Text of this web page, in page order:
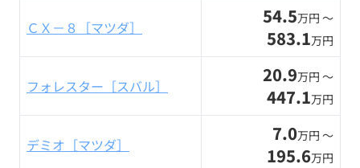
ＣＸ－８［マツダ］ 54.5万円 〜
583.1万円
フォレスター［スバル］ 20.9万円 〜
447.1万円
デミオ［マツダ］ 7.0万円 〜
195.6万円